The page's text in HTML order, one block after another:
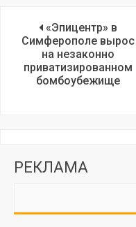
«Эпицентр» в
Симферополе вырос
на незаконно
приватизированном
бомбоубежище
РЕКЛАМА